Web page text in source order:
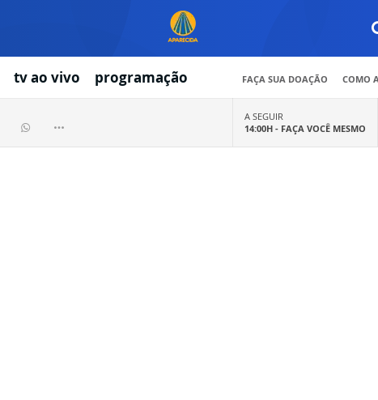
tv ao vivo programação FAÇA SUA DOAÇÃO COMO
A SEGUIR
14:00H - FAÇA VOCÊ MESMO